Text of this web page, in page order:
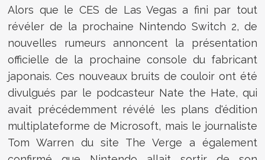
Alors que le CES de Las Vegas a fini par tout
révéler de la prochaine Nintendo Switch 2, de
nouvelles rumeurs annoncent la présentation
officielle de la prochaine console du fabricant
japonais. Ces nouveaux bruits de couloir ont été
divulgués par le podcasteur Nate the Hate, qui
avait précédemment révélé les plans d'édition
multiplateforme de Microsoft, mais le journaliste
Tom Warren du site The Verge a également